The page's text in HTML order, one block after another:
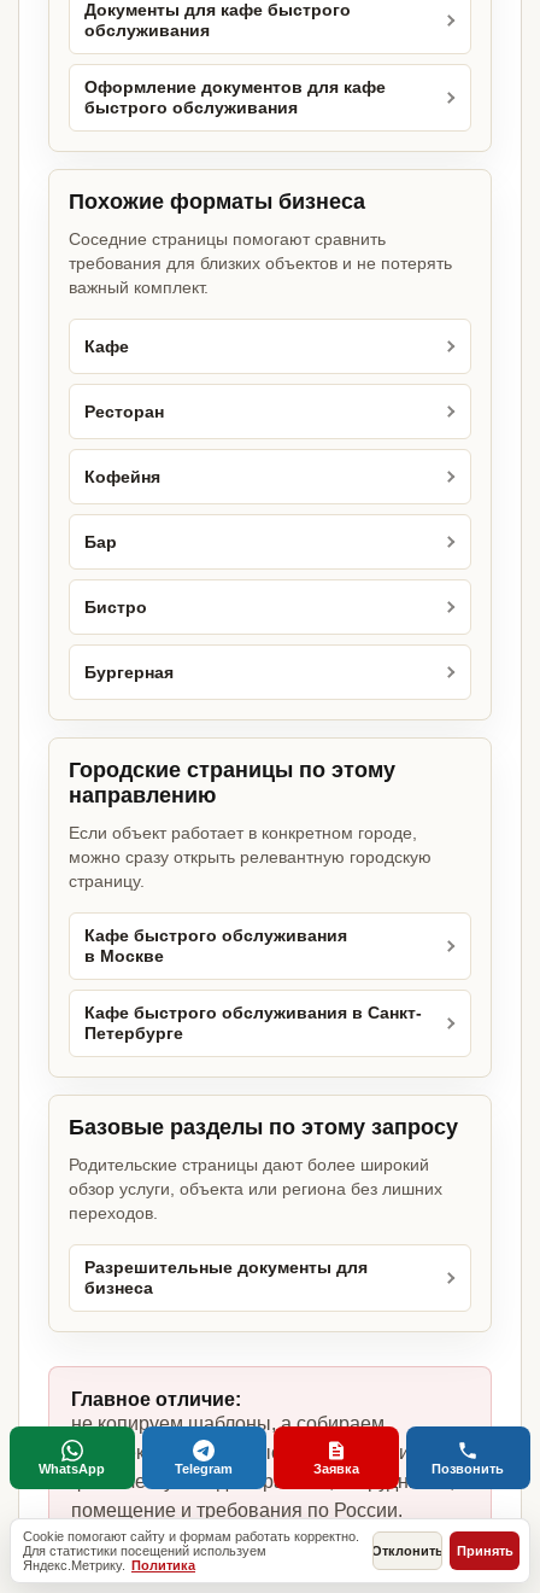
Документы для кафе быстрого
обслуживания
Оформление документов для кафе
быстрого обслуживания
Похожие форматы бизнеса
Соседние страницы помогают сравнить
требования для близких объектов и не потерять
важный комплект.
Кафе
Ресторан
Кофейня
Бар
Бистро
Бургерная
Городские страницы по этому
направлению
Если объект работает в конкретном городе,
можно сразу открыть релевантную городскую
страницу.
Кафе быстрого обслуживания
в Москве
Кафе быстрого обслуживания в Санкт-
Петербурге
Базовые разделы по этому запросу
Родительские страницы дают более широкий
обзор услуги, объекта или региона без лишних
переходов.
Разрешительные документы для
бизнеса
Главное отличие:
не копируем шаблоны, а собираем
комплект под кафе быстрого обслуживания,
фактическую модель работы, сотрудников,
помещение и требования по России.
Cookie помогают сайту и формам работать корректно.
Для статистики посещений используем
Яндекс.Метрику. Политика
Отклонить Принять
WhatsApp Telegram Заявка Позвонить